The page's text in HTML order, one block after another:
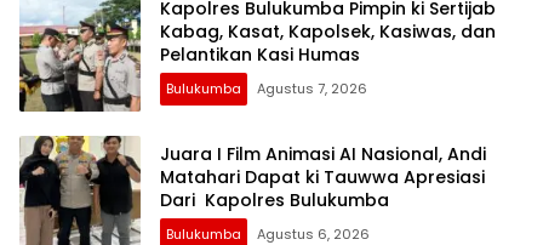
Kapolres Bulukumba Pimpin ki Sertijab
Kabag, Kasat, Kapolsek, Kasiwas, dan
Pelantikan Kasi Humas
Bulukumba Agustus 7, 2026
Juara I Film Animasi AI Nasional, Andi
Matahari Dapat ki Tauwwa Apresiasi
Dari Kapolres Bulukumba
Bulukumba Agustus 6, 2026